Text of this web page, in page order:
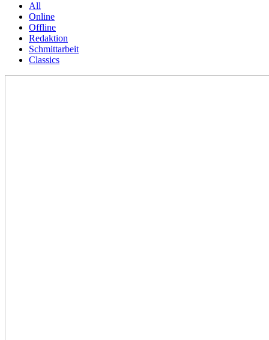
All
Online
Offline
Redaktion
Schmittarbeit
Classics